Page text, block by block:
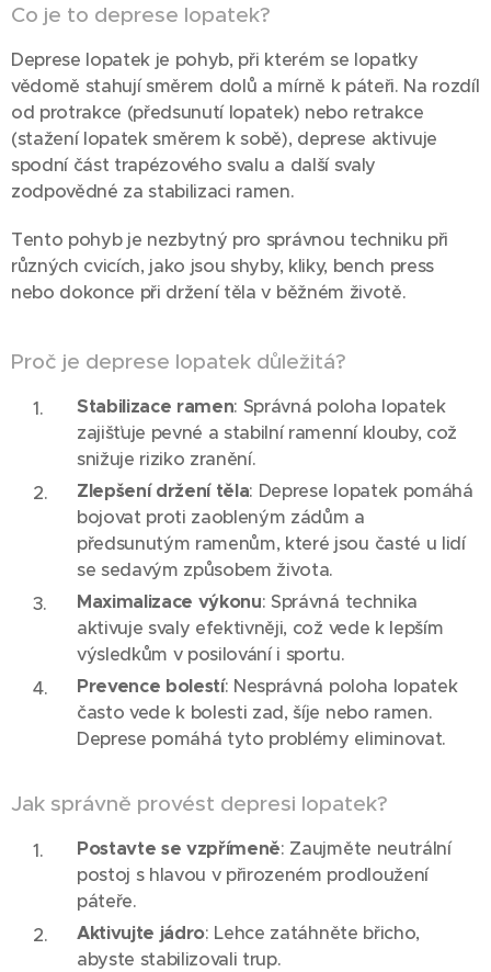
Co je to deprese lopatek?
Deprese lopatek je pohyb, při kterém se lopatky
vědomě stahují směrem dolů a mírně k páteři. Na rozdíl
od protrakce (předsunutí lopatek) nebo retrakce
(stažení lopatek směrem k sobě), deprese aktivuje
spodní část trapézového svalu a další svaly
zodpovědné za stabilizaci ramen.
Tento pohyb je nezbytný pro správnou techniku při
různých cvicích, jako jsou shyby, kliky, bench press
nebo dokonce při držení těla v běžném životě.
Proč je deprese lopatek důležitá?
Stabilizace ramen: Správná poloha lopatek
zajišťuje pevné a stabilní ramenní klouby, což
snižuje riziko zranění.
Zlepšení držení těla: Deprese lopatek pomáhá
bojovat proti zaobleným zádům a
předsunutým ramenům, které jsou časté u lidí
se sedavým způsobem života.
Maximalizace výkonu: Správná technika
aktivuje svaly efektivněji, což vede k lepším
výsledkům v posilování i sportu.
Prevence bolestí: Nesprávná poloha lopatek
často vede k bolesti zad, šíje nebo ramen.
Deprese pomáhá tyto problémy eliminovat.
Jak správně provést depresi lopatek?
Postavte se vzpřímeně: Zaujměte neutrální
postoj s hlavou v přirozeném prodloužení
páteře.
Aktivujte jádro: Lehce zatáhněte břicho,
abyste stabilizovali trup.